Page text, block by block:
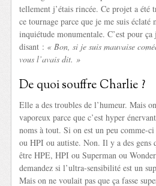
tellement j’étais rincée. Ce projet a été
ce tournage parce que je me suis éclaté
inquiétude monumentale. C’est pour
disant : « Bon, si je suis mauvaise
vous l’avais dit. »
De quoi souffre Charlie ?
Elle a des troubles de l’humeur. Mais
vaporeux parce que c’est hyper
noms à tout. Si on est un peu comme-
ou HPI ou autiste. Non. Il y a des gens
être HPE, HPI ou Superman ou
demandez si l’ultra-sensibilité est un
Mais on ne voulait pas que ça fasse